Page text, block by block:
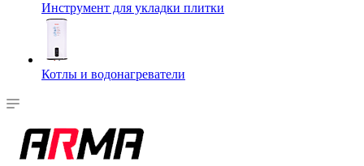
Инструмент для укладки плитки
Котлы и водонагреватели